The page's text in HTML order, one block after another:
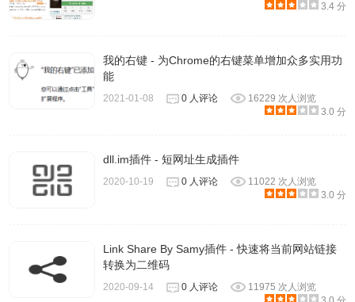
3.4 分
我的右键 - 为Chrome的右键菜单增加众多实用功
能
2021-01-08 0 人评论
16229 次人浏览
3.0 分
dll.im插件 - 短网址生成插件
2020-10-19 0 人评论
11022 次人浏览
3.0 分
Link Share By Samy插件 - 快速将当前网站链接
转换为二维码
2020-09-14 0 人评论
11975 次人浏览